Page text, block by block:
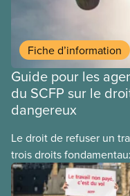
Fiche d’information
Guide pour les
du SCFP sur le
dangereux
Le droit de refuser un
trois droits
assujettis à la
et, légalement